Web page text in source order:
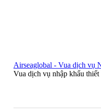
Airseaglobal - Vua dịch vụ
Vua dịch vụ nhập khẩu thiết